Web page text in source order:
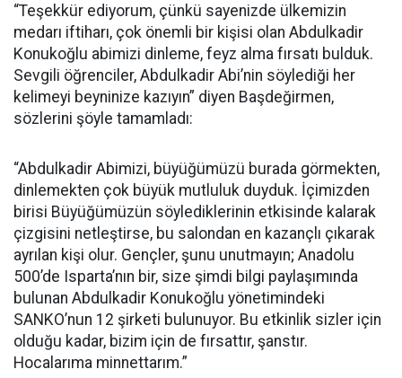
“Teşekkür ediyorum, çünkü sayenizde ülkemizin
medarı iftiharı, çok önemli bir kişisi olan Abdulkadir
Konukoğlu abimizi dinleme, feyz alma fırsatı bulduk.
Sevgili öğrenciler, Abdulkadir Abi’nin söylediği her
kelimeyi beyninize kazıyın” diyen Başdeğirmen,
sözlerini şöyle tamamladı:
“Abdulkadir Abimizi, büyüğümüzü burada görmekten,
dinlemekten çok büyük mutluluk duyduk. İçimizden
birisi Büyüğümüzün söylediklerinin etkisinde kalarak
çizgisini netleştirse, bu salondan en kazançlı çıkarak
ayrılan kişi olur. Gençler, şunu unutmayın; Anadolu
500’de Isparta’nın bir, size şimdi bilgi paylaşımında
bulunan Abdulkadir Konukoğlu yönetimindeki
SANKO’nun 12 şirketi bulunuyor. Bu etkinlik sizler için
olduğu kadar, bizim için de fırsattır, şanstır.
Hocalarıma minnettarım.”